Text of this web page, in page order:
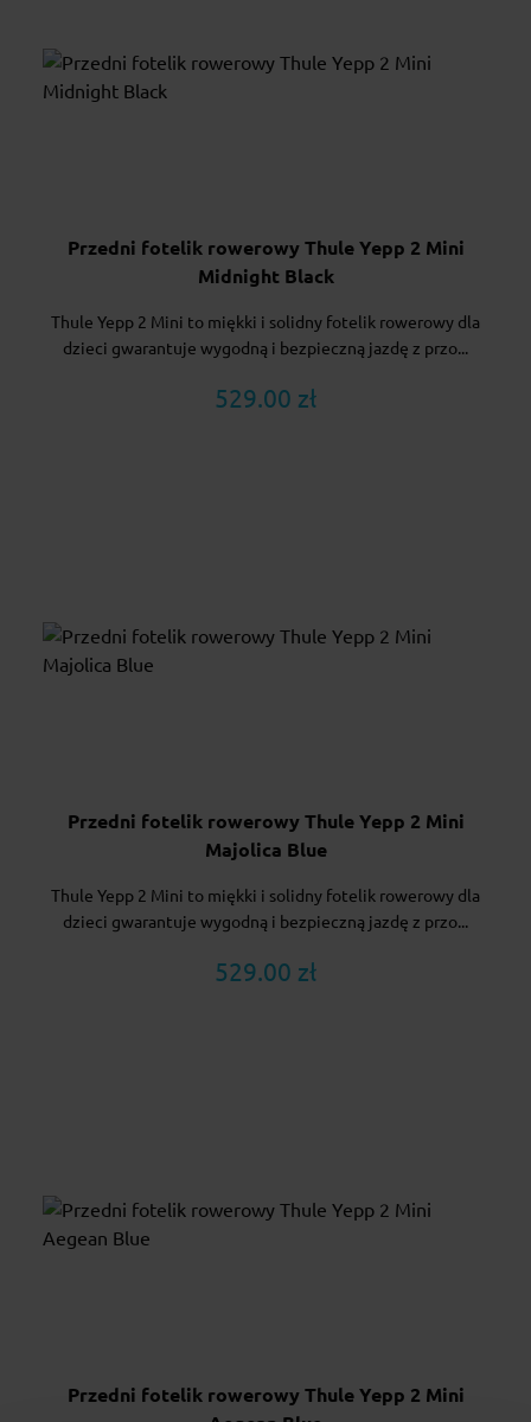
Przedni fotelik rowerowy Thule Yepp 2 Mini
Midnight Black
Thule Yepp 2 Mini to miękki i solidny fotelik rowerowy dla
dzieci gwarantuje wygodną i bezpieczną jazdę z przo...
529.00 zł
Przedni fotelik rowerowy Thule Yepp 2 Mini
Majolica Blue
Thule Yepp 2 Mini to miękki i solidny fotelik rowerowy dla
dzieci gwarantuje wygodną i bezpieczną jazdę z przo...
529.00 zł
Przedni fotelik rowerowy Thule Yepp 2 Mini